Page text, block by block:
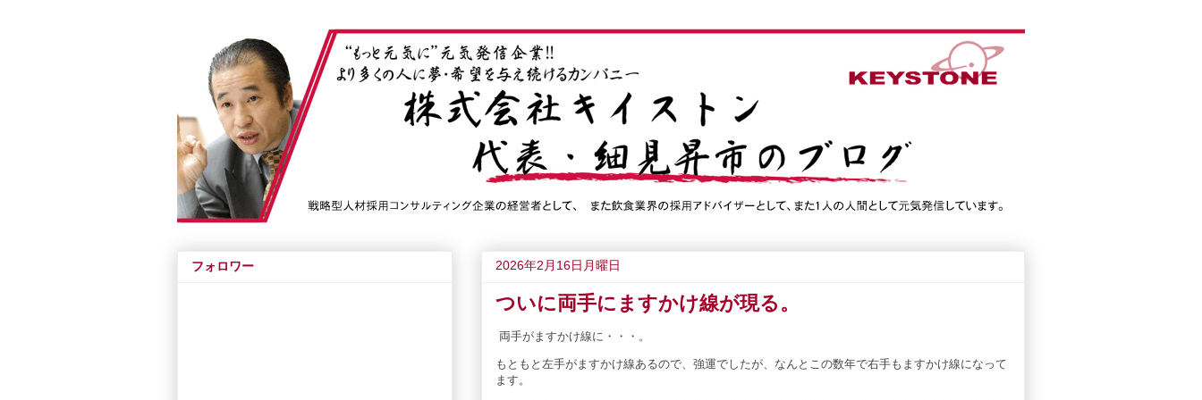
2026年2月16日月曜日
ついに両手にますかけ線が現る。
両手がますかけ線に・・・。
もともと左手がますかけ線あるので、強運でしたが、なんとこの数年で右手もますかけ線になって
ます。
フォロワー